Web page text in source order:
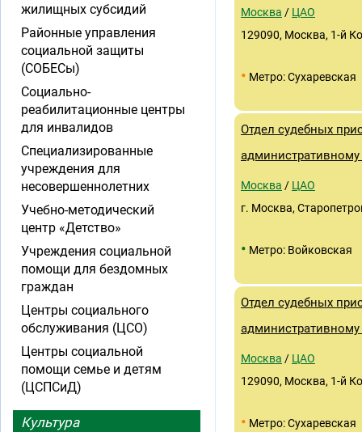
Москва / ЦАО
129090, Москва, 1-й
• Метро: Сухаревская
Отдел судебных
Москва / ЦАО
г. Москва,
• Метро: Войковская
Отдел судебных
Москва / ЦАО
129090, Москва, 1-й
• Метро: Сухаревская
жилищных субсидий
Районные управления
социальной защиты
(СОБЕСы)
Социально-
реабилитационные центры
для инвалидов
Специализированные
учреждения для
несовершеннолетних
Учебно-методический
центр «Детство»
Учреждения социальной
помощи для бездомных
граждан
Центры социального
обслуживания (ЦСО)
Центры социальной
помощи семье и детям
(ЦСПСиД)
Культура